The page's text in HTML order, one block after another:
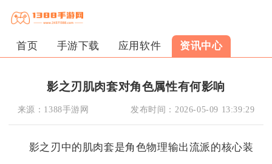
首页 手游下载 应用软件 资讯中心
影之刃肌肉套对角色属性有何影响
来源： 1388手游网 发布时间： 2026-05-09 13:39:29
影之刃中的肌肉套是角色物理输出流派的核心装